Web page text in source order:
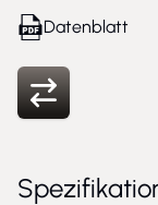
Datenblatt